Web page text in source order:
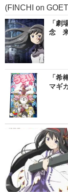
(FINCHI on
「劇
念 来
「
マギ